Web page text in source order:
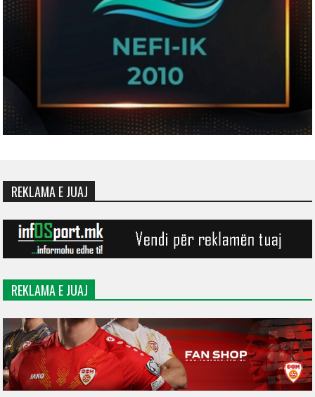
REKLAMA E JUAJ
REKLAMA E JUAJ